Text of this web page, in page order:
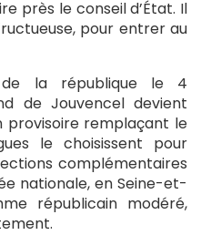
près le conseil d’État. Il
pour entrer au
la république le 4
de Jouvencel devient
provisoire remplaçant le
le choisissent pour
complémentaires
nationale, en Seine-et-
républicain modéré,